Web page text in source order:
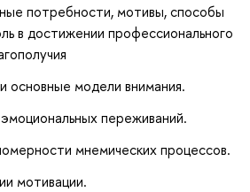
потребности, мотивы, способы
в достижении профессионального
основные модели внимания.
переживаний.
мнемических процессов.
мотивации.